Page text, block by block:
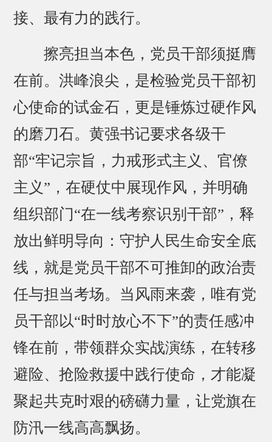
接、最有力的践行。
擦亮担当本色，党员干部须挺膺
在前。洪峰浪尖，是检验党员干部初
心使命的试金石，更是锤炼过硬作风
的磨刀石。黄强书记要求各级干
部“牢记宗旨，力戒形式主义、官僚
主义”，在硬仗中展现作风，并明确
组织部门“在一线考察识别干部”，释
放出鲜明导向：守护人民生命安全底
线，就是党员干部不可推卸的政治责
任与担当考场。当风雨来袭，唯有党
员干部以“时时放心不下”的责任感冲
锋在前，带领群众实战演练，在转移
避险、抢险救援中践行使命，才能凝
聚起共克时艰的磅礴力量，让党旗在
防汛一线高高飘扬。